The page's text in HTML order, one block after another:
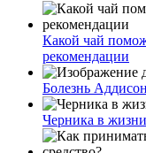
Какой чай
рекомендации
Болезнь
Черника в